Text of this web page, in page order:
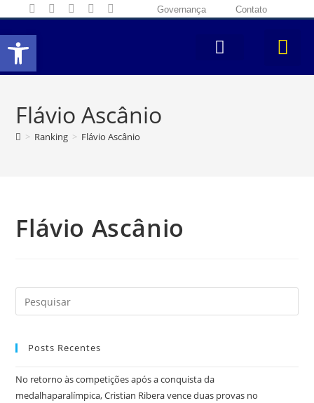
Abrir a barra de ferramentas
Governança Contato
Flávio Ascânio
> Ranking > Flávio Ascânio
Flávio Ascânio
Posts Recentes
No retorno às competições após a conquista da
medalhaparalímpica, Cristian Ribera vence duas provas no